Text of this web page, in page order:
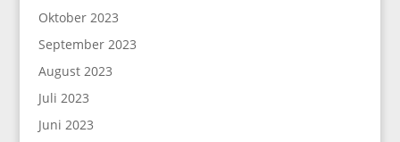
Oktober 2023
September 2023
August 2023
Juli 2023
Juni 2023